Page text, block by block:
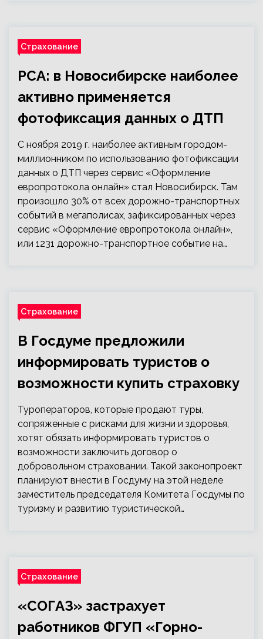
Страхование
РСА: в Новосибирске наиболее
активно применяется
фотофиксация данных о ДТП
С ноября 2019 г. наиболее активным городом-
миллионником по использованию фотофиксации
данных о ДТП через сервис «Оформление
европротокола онлайн» стал Новосибирск. Там
произошло 30% от всех дорожно-транспортных
событий в мегаполисах, зафиксированных через
сервис «Оформление европротокола онлайн»,
или 1231 дорожно-транспортное событие на…
Страхование
В Госдуме предложили
информировать туристов о
возможности купить страховку
Туроператоров, которые продают туры,
сопряженные с рисками для жизни и здоровья,
хотят обязать информировать туристов о
возможности заключить договор о
добровольном страховании. Такой законопроект
планируют внести в Госдуму на этой неделе
заместитель председателя Комитета Госдумы по
туризму и развитию туристической…
Страхование
«СОГАЗ» застрахует
работников ФГУП «Горно-